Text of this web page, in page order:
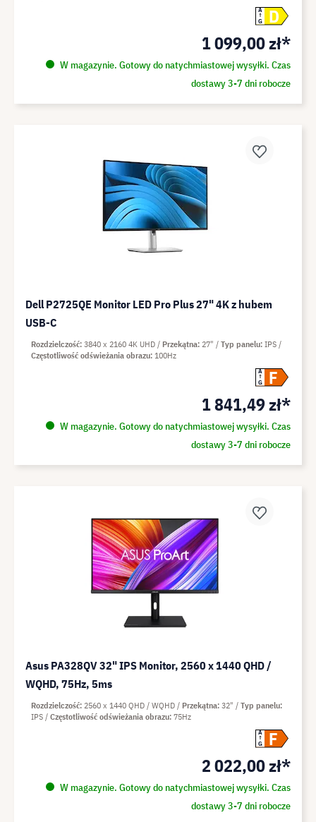
A
G
D
1 099,00 zł*
W magazynie. Gotowy do natychmiastowej wysyłki. Czas
dostawy 3-7 dni robocze
Dell P2725QE Monitor LED Pro Plus 27" 4K z hubem
USB-C
A
G
F
1 841,49 zł*
W magazynie. Gotowy do natychmiastowej wysyłki. Czas
dostawy 3-7 dni robocze
Rozdzielczość 3840 x 2160 4K UHD Przekątna 27" Typ panelu IPS
Częstotliwość odświeżania obrazu 100Hz
Asus PA328QV 32" IPS Monitor, 2560 x 1440 QHD /
WQHD, 75Hz, 5ms
A
G
F
2 022,00 zł*
W magazynie. Gotowy do natychmiastowej wysyłki. Czas
dostawy 3-7 dni robocze
Rozdzielczość 2560 x 1440 QHD / WQHD Przekątna 32"
Typ panelu
IPS
Częstotliwość odświeżania obrazu 75Hz